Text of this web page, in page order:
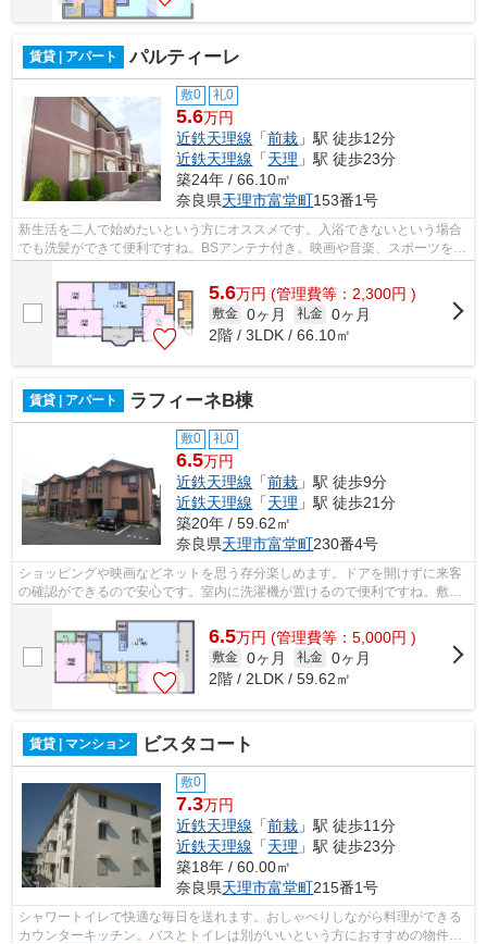
賃貸 | アパート パルティーレ
敷0 礼0
5.6万円
近鉄天理線 「前栽 」駅 徒歩12分
近鉄天理線 「天理 」駅 徒歩23分
築24年 / 66.10㎡
奈良県天理市富堂町153番1号
新生活を二人で始めたいという方にオススメです。入浴できないという場合
でも洗髪ができて便利ですね。BSアンテナ付き。映画や音楽、スポーツをど
5.6万円 (管理費等：2,300円 )
敷金 0ヶ月 礼金 0ヶ月
2階 / 3LDK / 66.10㎡
賃貸 | アパート ラフィーネB棟
敷0 礼0
6.5万円
近鉄天理線 「前栽 」駅 徒歩9分
近鉄天理線 「天理 」駅 徒歩21分
築20年 / 59.62㎡
奈良県天理市富堂町230番4号
ショッピングや映画などネットを思う存分楽しめます。ドアを開けずに来客
の確認ができるので安心です。室内に洗濯機が置けるので便利ですね。敷地
6.5万円 (管理費等：5,000円 )
敷金 0ヶ月 礼金 0ヶ月
2階 / 2LDK / 59.62㎡
賃貸 | マンション ビスタコート
敷0
7.3万円
近鉄天理線 「前栽 」駅 徒歩11分
近鉄天理線 「天理 」駅 徒歩23分
築18年 / 60.00㎡
奈良県天理市富堂町215番1号
シャワートイレで快適な毎日を送れます。おしゃべりしながら料理ができる
カウンターキッチン。バスとトイレは別がいいという方におすすめの物件。